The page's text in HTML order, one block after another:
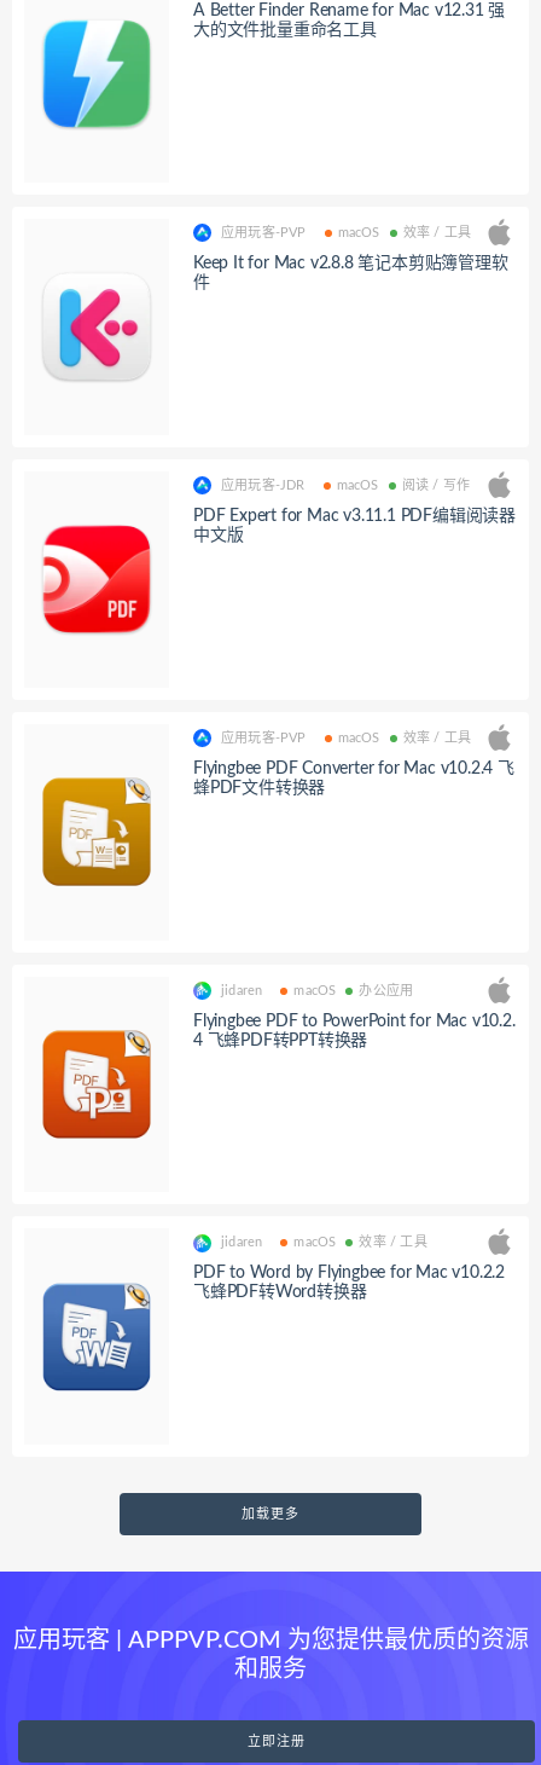
A Better Finder Rename for Mac v12.31 强
大的文件批量重命名工具
应用玩客-PVP macOS 效率 / 工具
Keep It for Mac v2.8.8 笔记本剪贴簿管理软
件
应用玩客-JDR macOS 阅读 / 写作
PDF Expert for Mac v3.11.1 PDF编辑阅读器
中文版
应用玩客-PVP macOS 效率 / 工具
Flyingbee PDF Converter for Mac v10.2.4 飞
蜂PDF文件转换器
jidaren macOS 办公应用
Flyingbee PDF to PowerPoint for Mac v10.2.
4 飞蜂PDF转PPT转换器
jidaren macOS 效率 / 工具
PDF to Word by Flyingbee for Mac v10.2.2
飞蜂PDF转Word转换器
加载更多
应用玩客 | APPPVP.COM 为您提供最优质的资源
和服务
立即注册